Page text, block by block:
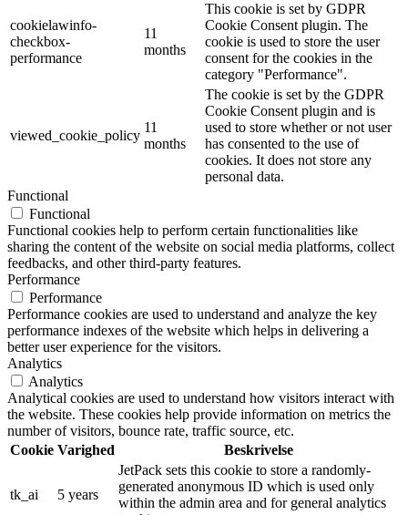
cookielawinfo-
checkbox-
performance
11
months
This cookie is set by GDPR
Cookie Consent plugin. The
cookie is used to store the user
consent for the cookies in the
category "Performance".
viewed_cookie_policy
11
months
The cookie is set by the GDPR
Cookie Consent plugin and is
used to store whether or not user
has consented to the use of
cookies. It does not store any
personal data.
Functional
Functional
Functional cookies help to perform certain functionalities like
sharing the content of the website on social media platforms, collect
feedbacks, and other third-party features.
Performance
Performance
Performance cookies are used to understand and analyze the key
performance indexes of the website which helps in delivering a
better user experience for the visitors.
Analytics
Analytics
Analytical cookies are used to understand how visitors interact with
the website. These cookies help provide information on metrics the
number of visitors, bounce rate, traffic source, etc.
Cookie Varighed Beskrivelse
tk_ai 5 years
JetPack sets this cookie to store a randomly-
generated anonymous ID which is used only
within the admin area and for general analytics